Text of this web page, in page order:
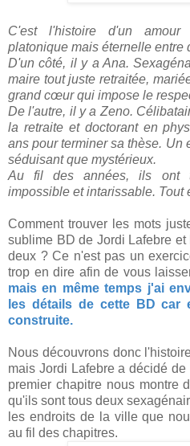
C'est l'histoire d'un
platonique mais éternelle entre
D'un côté, il y a Ana.
maire tout juste retraitée,
grand cœur qui impose le
De l'autre, il y a Zeno.
la retraite et doctorant en
ans pour terminer sa thèse. Un
séduisant que mystérieux.
Au fil des années, ils ont
impossible et intarissable. Tout
Comment trouver les mots
sublime BD de Jordi Lafebre
deux ? Ce n'est pas un
trop en dire afin de vous
mais en même temps j'ai
les détails de cette BD car
construite.
Nous découvrons donc
mais Jordi Lafebre a décidé
premier chapitre nous montre
qu'ils sont tous deux
les endroits de la ville que
au fil des chapitres.